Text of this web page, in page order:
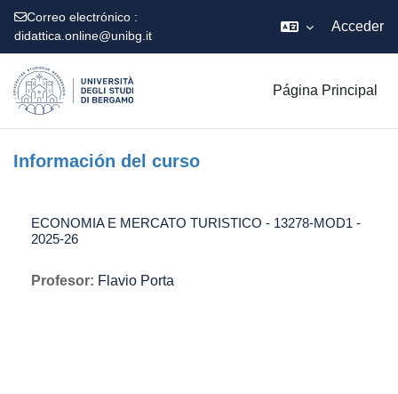
Correo electrónico :
didattica.online@unibg.it
Acceder
Página Principal
Información del curso
ECONOMIA E MERCATO TURISTICO - 13278-MOD1 -
2025-26
Profesor: Flavio Porta